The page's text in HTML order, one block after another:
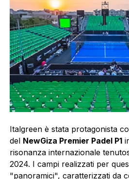
Italgreen è stata protagonista
del NewGiza Premier Padel P1
risonanza internazionale
2024. I campi realizzati per
"panoramici", caratterizzati da